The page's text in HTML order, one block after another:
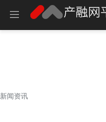
新闻资讯